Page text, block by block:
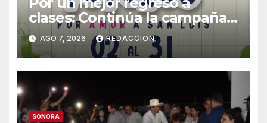
clases: Continúa la campaña
de recolección de útiles
«Coloreando Futuros»
AGO 7, 2026 REDACCION
SONORA